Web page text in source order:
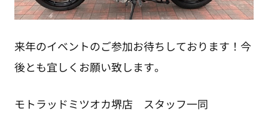
来年のイベントのご参加お待ちしております！今
後とも宜しくお願い致します。
モトラッドミツオカ堺店 スタッフ一同